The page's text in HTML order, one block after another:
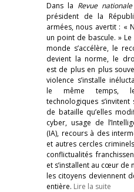
Dans la Revue
président de la
armées, nous avertit : «
un point de bascule. »
monde s’accélère, le
devient la norme, le
est de plus en plus
violence s’installe
le même temps,
technologiques
de bataille qu’elles
cyber, usage de
(IA), recours à des
et autres cercles
conflictualités
et s’installent au cœur de
les citoyens deviennent
entière. Lire la suite